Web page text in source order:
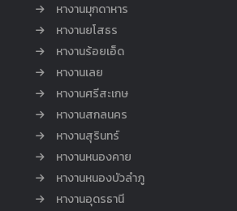
หางานมุกดาหาร
หางานยโสธร
หางานร้อยเอ็ด
หางานเลย
หางานศรีสะเกษ
หางานสกลนคร
หางานสุรินทร์
หางานหนองคาย
หางานหนองบัวลำภู
หางานอุดรธานี